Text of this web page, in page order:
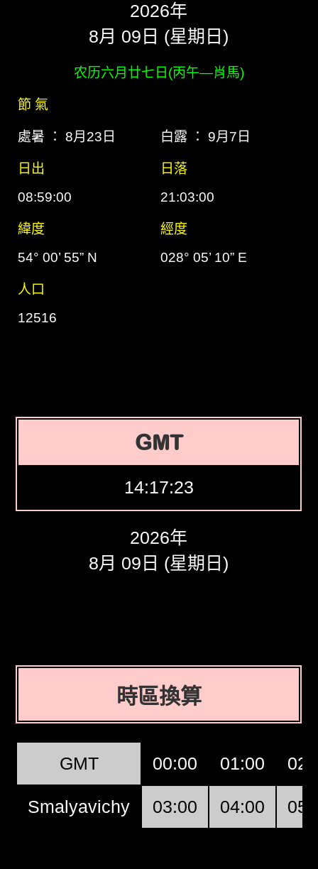
2026年
8月 09日 (星期日)
农历六月廿七日(丙午―肖馬)
節 氣
處暑 ： 8月23日 白露 ： 9月7日
日出
日落
08:59:00
21:03:00
緯度
經度
54° 00’ 55” N
028° 05’ 10” E
人口
12516
GMT
14:17:24
2026年
8月 09日 (星期日)
時區換算
GMT 00:00 01:00
Smalyavichy 03:00 04:00